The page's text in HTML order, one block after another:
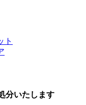
分いたします